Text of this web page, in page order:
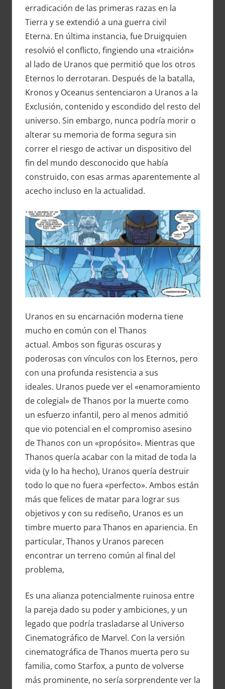
erradicación de las primeras razas en la
Tierra y se extendió a una guerra civil
Eterna. En última instancia, fue Druigquien
resolvió el conflicto, fingiendo una «traición»
al lado de Uranos que permitió que los otros
Eternos lo derrotaran. Después de la batalla,
Kronos y Oceanus sentenciaron a Uranos a la
Exclusión, contenido y escondido del resto del
universo. Sin embargo, nunca podría morir o
alterar su memoria de forma segura sin
correr el riesgo de activar un dispositivo del
fin del mundo desconocido que había
construido, con esas armas aparentemente al
acecho incluso en la actualidad.
Uranos en su encarnación moderna tiene
mucho en común con el Thanos
actual. Ambos son figuras oscuras y
poderosas con vínculos con los Eternos, pero
con una profunda resistencia a sus
ideales. Uranos puede ver el «enamoramiento
de colegial» de Thanos por la muerte como
un esfuerzo infantil, pero al menos admitió
que vio potencial en el compromiso asesino
de Thanos con un «propósito». Mientras que
Thanos quería acabar con la mitad de toda la
vida (y lo ha hecho), Uranos quería destruir
todo lo que no fuera «perfecto». Ambos están
más que felices de matar para lograr sus
objetivos y con su rediseño, Uranos es un
timbre muerto para Thanos en apariencia. En
particular, Thanos y Uranos parecen
encontrar un terreno común al final del
problema,
Es una alianza potencialmente ruinosa entre
la pareja dado su poder y ambiciones, y un
legado que podría trasladarse al Universo
Cinematográfico de Marvel. Con la versión
cinematográfica de Thanos muerta pero su
familia, como Starfox, a punto de volverse
más prominente, no sería sorprendente ver la